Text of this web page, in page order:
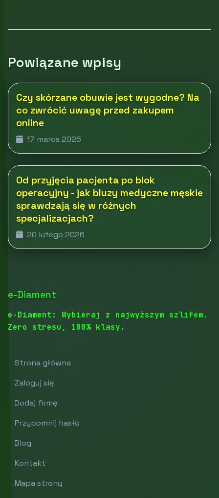
Powiązane wpisy
Czy skórzane obuwie jest wygodne? Na
co zwrócić uwagę przed zakupem
online
17 marca 2026
Od przyjęcia pacjenta po blok
operacyjny - jak bluzy medyczne męskie
sprawdzają się w różnych
specjalizacjach?
20 lutego 2026
e-Diament
e-Diament: Wybieraj z najwyższym szlifem.
Zero stresu, 100% klasy.
Strona główna
Zaloguj się
Dodaj firmę
Przypomnij hasło
Blog
Kontakt
Mapa strony